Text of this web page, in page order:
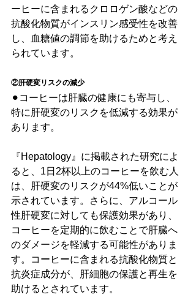
ーヒーに含まれるクロロゲン酸などの
抗酸化物質がインスリン感受性を改善
し、血糖値の調節を助けるためと考え
られています。
②肝硬変リスクの減少
⚫︎コーヒーは肝臓の健康にも寄与し、
特に肝硬変のリスクを低減する効果が
あります。
『Hepatology』に掲載された研究によ
ると、1日2杯以上のコーヒーを飲む人
は、肝硬変のリスクが44%低いことが
示されています。さらに、アルコール
性肝硬変に対しても保護効果があり、
コーヒーを定期的に飲むことで肝臓へ
のダメージを軽減する可能性がありま
す。コーヒーに含まれる抗酸化物質と
抗炎症成分が、肝細胞の保護と再生を
助けるとされています。